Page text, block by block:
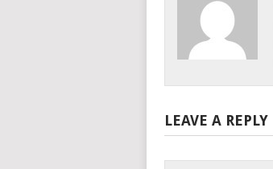
LEAVE A REPLY